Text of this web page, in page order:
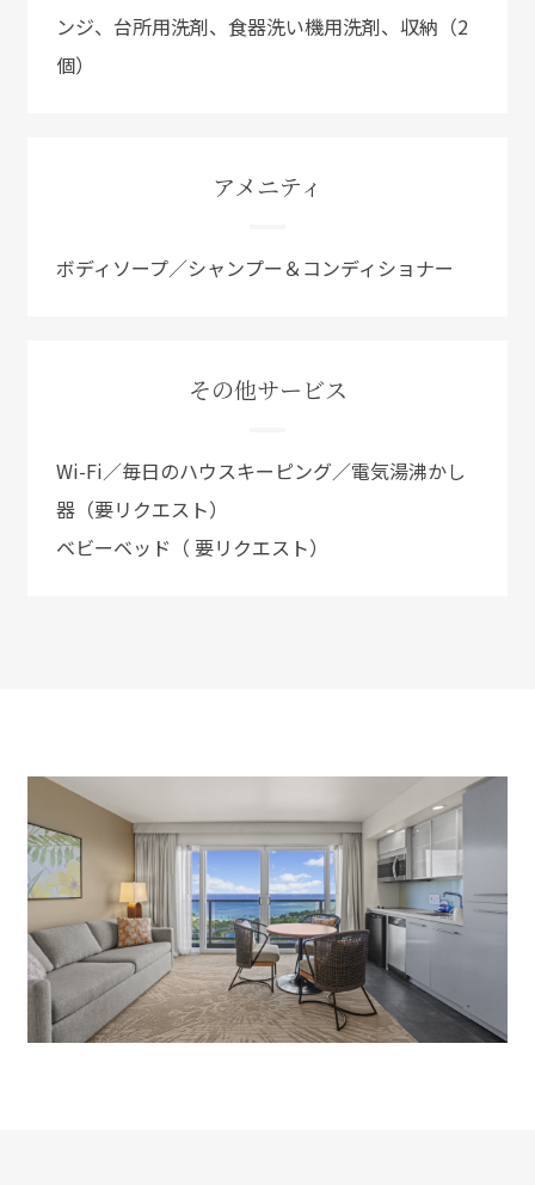
ンジ、台所用洗剤、食器洗い機用洗剤、収納（2
個）
アメニティ
ボディソープ／シャンプー＆コンディショナー
その他サービス
Wi-Fi／毎日のハウスキーピング／電気湯沸かし
器（要リクエスト）
ベビーベッド（ 要リクエスト）